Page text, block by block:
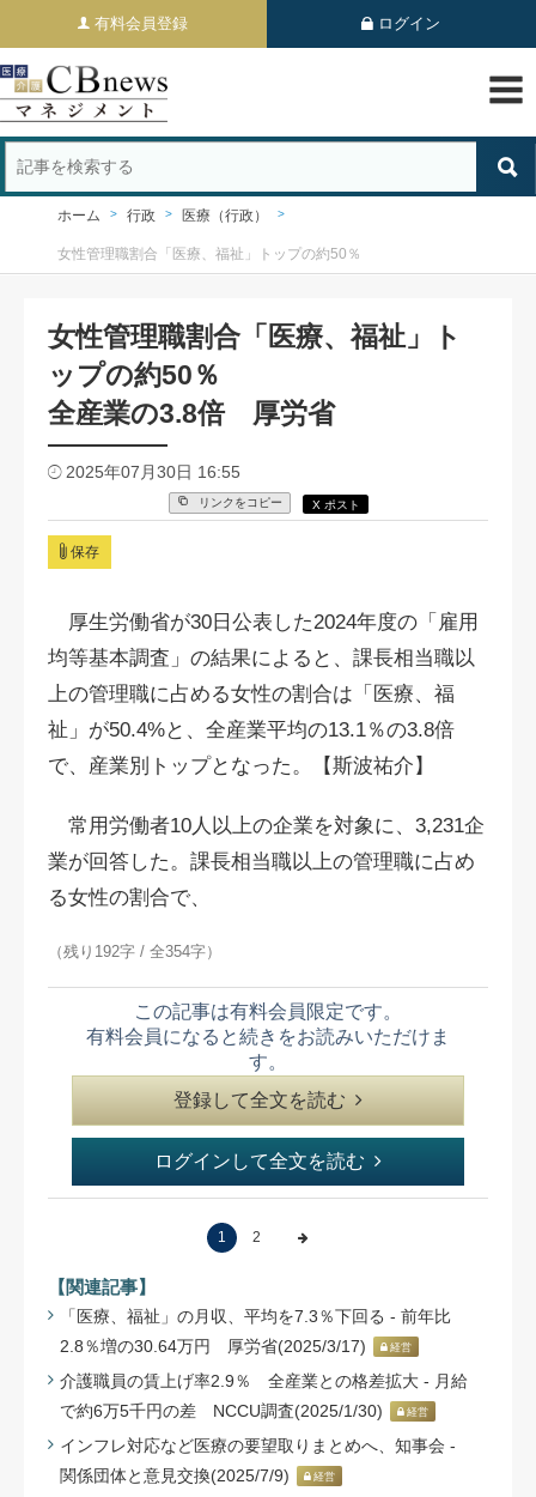
有料会員登録 ログイン
ホーム 行政 医療（行政）
女性管理職割合「医療、福祉」トップの約50％
女性管理職割合「医療、福祉」ト
ップの約50％
全産業の3.8倍 厚労省
2025年07月30日 16:55
リンクをコピー X ポスト
保存
厚生労働省が30日公表した2024年度の「雇用
均等基本調査」の結果によると、課長相当職以
上の管理職に占める女性の割合は「医療、福
祉」が50.4%と、全産業平均の13.1％の3.8倍
で、産業別トップとなった。【斯波祐介】
常用労働者10人以上の企業を対象に、3,231企
業が回答した。課長相当職以上の管理職に占め
る女性の割合で、
（残り192字 / 全354字）
この記事は有料会員限定です。
有料会員になると続きをお読みいただけま
す。
登録して全文を読む
ログインして全文を読む
1 2
【関連記事】
「医療、福祉」の月収、平均を7.3％下回る - 前年比
2.8％増の30.64万円 厚労省(2025/3/17)
経営
介護職員の賃上げ率2.9％ 全産業との格差拡大 - 月給
で約6万5千円の差 NCCU調査(2025/1/30)
経営
インフレ対応など医療の要望取りまとめへ、知事会 -
関係団体と意見交換(2025/7/9)
経営